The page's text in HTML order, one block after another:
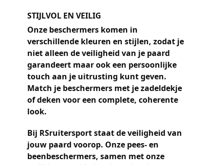
STIJLVOL EN VEILIG
Onze beschermers komen in
verschillende kleuren en stijlen, zodat je
niet alleen de veiligheid van je paard
garandeert maar ook een persoonlijke
touch aan je uitrusting kunt geven.
Match je beschermers met je zadeldekje
of deken voor een complete, coherente
look.
Bij RSruitersport staat de veiligheid van
jouw paard voorop. Onze pees- en
beenbeschermers, samen met onze